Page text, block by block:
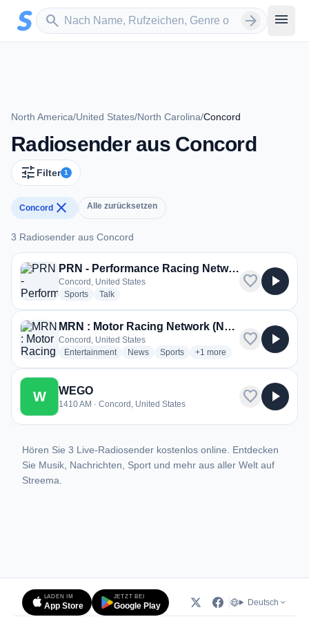
Zum Hauptinhalt springen
search
Sender suchen arrow_forward menu
North America/United States/North Carolina/Concord
Radiosender aus Concord
tune Filter 1
Concord close Alle zurücksetzen
3 Radiosender aus Concord
3 Radiosender aus Concord
PRN - Performance Racing Network
Concord, United States
Sportsradio stations
Talkradio stations
favorite play_arrow
MRN : Motor Racing Network (Nascar)
Concord, United States
Entertainmentradio stations
Newsradio stations
Sportsradio stations
+1 more genres for MRN :
more
favorite play_arrow
W WEGO
1410 AM · Concord, United States favorite play_arrow
Hören Sie 3 Live-Radiosender kostenlos online. Entdecken
Sie Musik, Nachrichten, Sport und mehr aus aller Welt auf
Streema.
LADEN IM
App Store
JETZT BEI
Google Play Deutsch